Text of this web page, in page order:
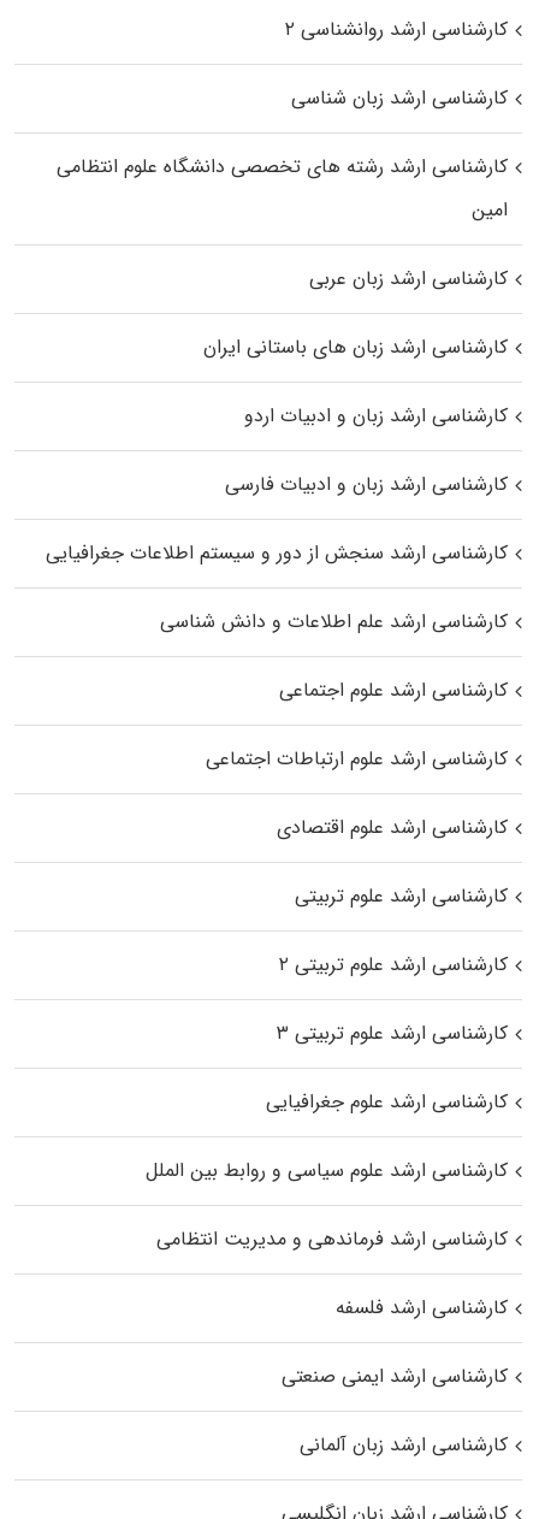
کارشناسی ارشد روانشناسی ۲
کارشناسی ارشد زبان شناسی
کارشناسی ارشد رﺷﺘﻪ ﻫﺎی تخصصی داﻧﺸﮕﺎه ﻋﻠﻮم انتظامی
اﻣﻴﻦ
کارشناسی ارشد زبان عربی
کارشناسی ارشد زبان‌ های باستانی ایران
کارشناسی ارشد زبان و ادبیات اردو
کارشناسی ارشد زبان و ادبیات فارسی
کارشناسی ارشد سنجش از دور و سیستم اطلاعات جغرافیایی
کارشناسی ارشد علم اطلاعات و دانش شناسی
کارشناسی ارشد علوم اجتماعی
کارشناسی ارشد علوم ارتباطات اجتماعی
کارشناسی ارشد علوم اقتصادی
کارشناسی ارشد علوم تربیتی
کارشناسی ارشد علوم تربیتی ۲
کارشناسی ارشد علوم تربیتی ۳
کارشناسی ارشد علوم جغرافیایی
کارشناسی ارشد علوم سیاسی و روابط بین الملل
کارشناسی ارشد فرماندهی و مدیریت انتظامی
کارشناسی ارشد فلسفه
کارشناسی ارشد ایمنی صنعتی
کارشناسی ارشد زبان آلمانی